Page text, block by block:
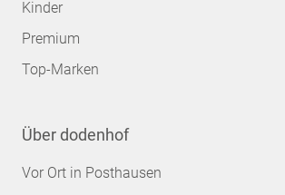
Kinder
Premium
Top-Marken
Über dodenhof
Vor Ort in Posthausen